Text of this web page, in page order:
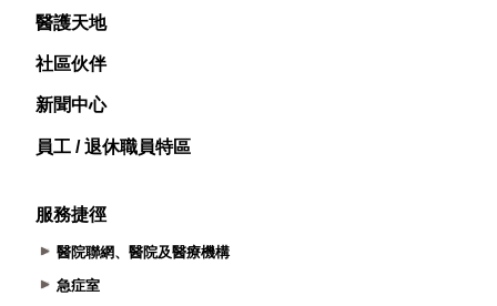
醫護天地
社區伙伴
新聞中心
員工 / 退休職員特區
服務捷徑
醫院聯網、醫院及醫療機構
急症室